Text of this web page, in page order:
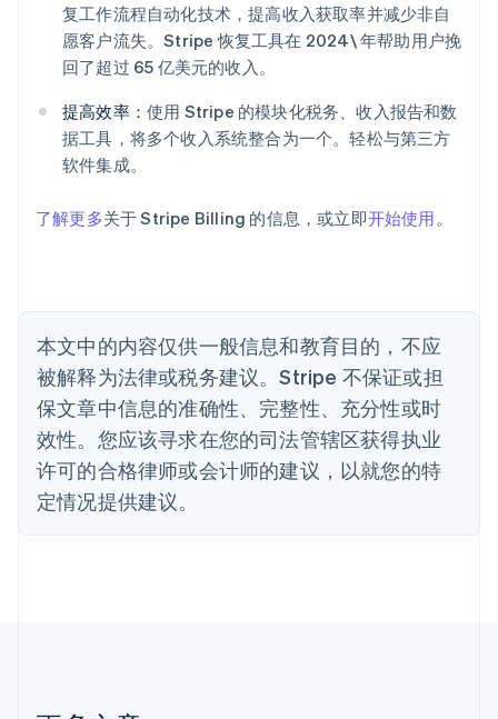
复工作流程自动化技术，提高收入获取率并减少非自
愿客户流失。Stripe 恢复工具在 2024\ 年帮助用户挽
回了超过 65 亿美元的收入。
提高效率： 使用 Stripe 的模块化税务、收入报告和数
据工具，将多个收入系统整合为一个。轻松与第三方
软件集成。
了解更多关于 Stripe Billing 的信息，或立即开始使用。
本文中的内容仅供一般信息和教育目的，不应
被解释为法律或税务建议。Stripe 不保证或担
保文章中信息的准确性、完整性、充分性或时
效性。您应该寻求在您的司法管辖区获得执业
许可的合格律师或会计师的建议，以就您的特
定情况提供建议。
阿联酋
English
爱尔兰
爱沙尼亚
English
奥地利
DeutschEnglish
English
English
比利时
NederlandsFrançaisDeutschEnglish
波兰
English
丹麦
English
德国
法国
FrançaisEnglish